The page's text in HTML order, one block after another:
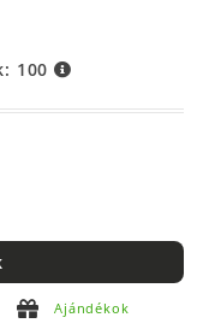
100
Ajándékok